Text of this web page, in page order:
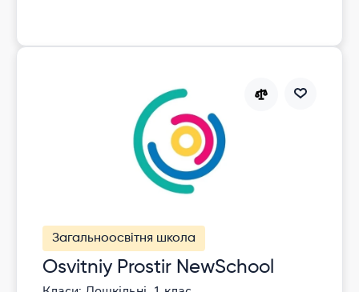
Загальноосвітня школа
Osvitniy Prostir NewSchool